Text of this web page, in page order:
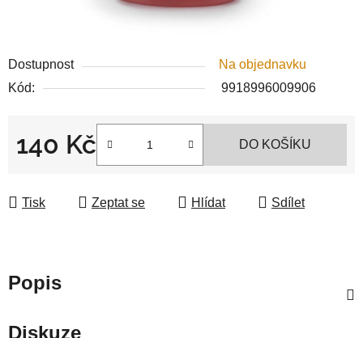
Dostupnost
Na objednavku
Kód:
9918996009906
140 Kč DO KOŠÍKU
Tisk Zeptat se Hlídat Sdílet
Popis
Diskuze